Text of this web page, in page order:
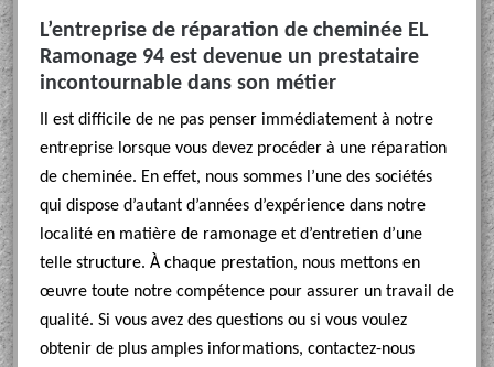
L’entreprise de réparation de cheminée EL
Ramonage 94 est devenue un prestataire
incontournable dans son métier
Il est difficile de ne pas penser immédiatement à notre
entreprise lorsque vous devez procéder à une réparation
de cheminée. En effet, nous sommes l’une des sociétés
qui dispose d’autant d’années d’expérience dans notre
localité en matière de ramonage et d’entretien d’une
telle structure. À chaque prestation, nous mettons en
œuvre toute notre compétence pour assurer un travail de
qualité. Si vous avez des questions ou si vous voulez
obtenir de plus amples informations, contactez-nous